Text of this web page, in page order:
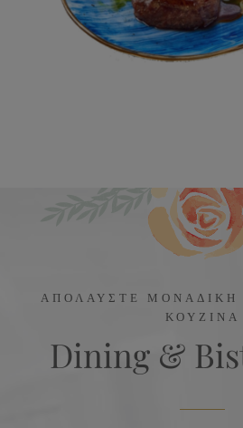
ΑΠΟΛΑΥΣΤΕ ΜΟΝΑΔΙΚΗ
ΚΟΥΖΙΝΑ
Dining &